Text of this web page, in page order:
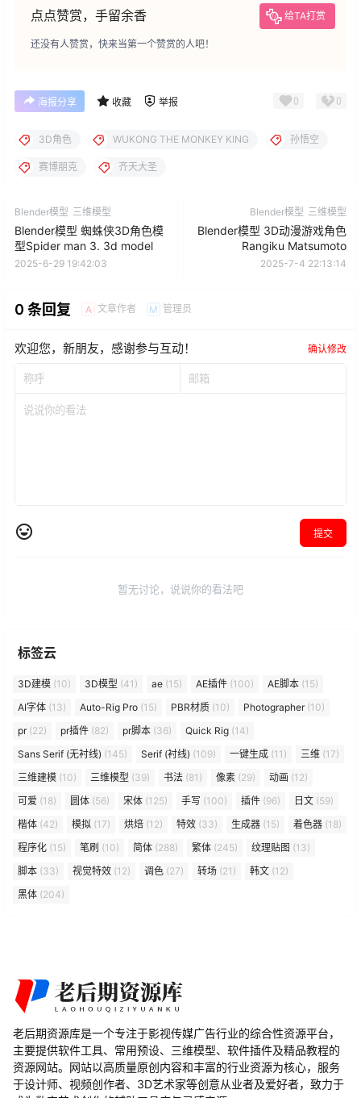
点点赞赏，手留余香 给TA打赏
还没有人赞赏，快来当第一个赞赏的人吧！
海报分享 收藏 举报 0 0
3D角色 WUKONG THE MONKEY KING 孙悟空
赛博朋克 齐天大圣
Blender模型 三维模型
Blender模型 蜘蛛侠3D角色模
型Spider man 3. 3d model
2025-6-29 19:42:03
Blender模型 三维模型
Blender模型 3D动漫游戏角色
Rangiku Matsumoto
2025-7-4 22:13:14
0 条回复 A 文章作者 M 管理员
欢迎您，新朋友，感谢参与互动！ 确认修改
提交
暂无讨论，说说你的看法吧
标签云
3D建模 (10) 3D模型 (41) ae (15) AE插件 (100) AE脚本 (15)
AI字体 (13) Auto-Rig Pro (15) PBR材质 (10) Photographer(10)
pr(22) pr插件 (82) pr脚本 (36) Quick Rig (14)
Sans Serif (无衬线) (145) Serif (衬线) (109) 一键生成 (11) 三维 (17)
三维建模 (10) 三维模型 (39) 书法 (81) 像素 (29) 动画 (12)
可爱 (18) 圆体 (56) 宋体 (125) 手写 (100) 插件 (96) 日文 (59)
楷体 (42) 模拟 (17) 烘焙 (12) 特效 (33) 生成器 (15) 着色器 (18)
程序化 (15) 笔刷 (10) 简体 (288) 繁体 (245) 纹理贴图 (13)
脚本 (33) 视觉特效 (12) 调色 (27) 转场 (21) 韩文 (12)
黑体 (204)
老后期资源库是一个专注于影视传媒广告行业的综合性资源平台，
主要提供软件工具、常用预设、三维模型、软件插件及精品教程的
资源网站。网站以高质量原创内容和丰富的行业资源为核心，服务
于设计师、视频创作者、3D艺术家等创意从业者及爱好者，致力于